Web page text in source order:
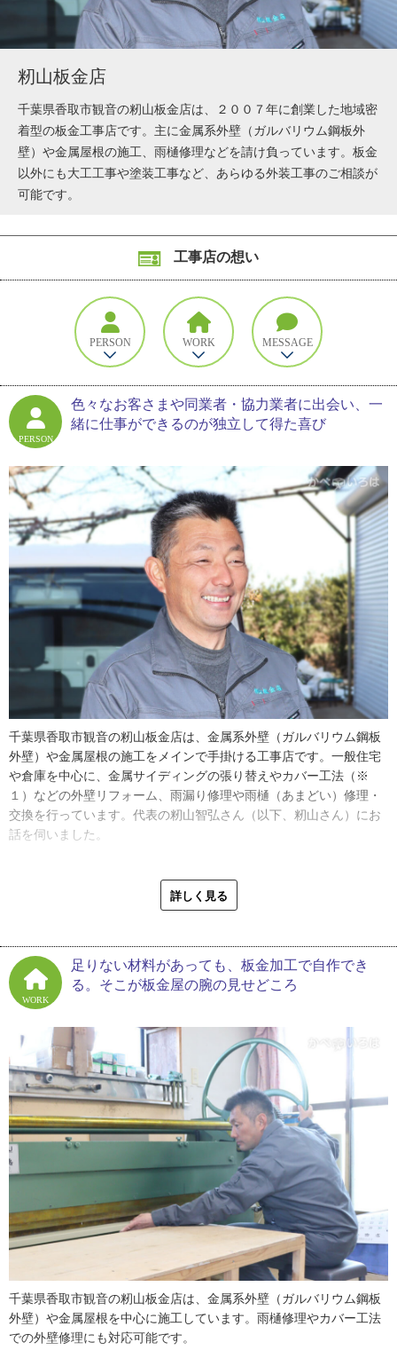
籾山板金店
千葉県香取市観音の籾山板金店は、２００７年に創業した地域密
着型の板金工事店です。主に金属系外壁（ガルバリウム鋼板外
壁）や金属屋根の施工、雨樋修理などを請け負っています。板金
以外にも大工工事や塗装工事など、あらゆる外装工事のご相談が
可能です。
工事店の想い
PERSON WORK MESSAGE
PERSON
色々なお客さまや同業者・協力業者に出会い、一
緒に仕事ができるのが独立して得た喜び
千葉県香取市観音の籾山板金店は、金属系外壁（ガルバリウム鋼板
外壁）や金属屋根の施工をメインで手掛ける工事店です。一般住宅
や倉庫を中心に、金属サイディングの張り替えやカバー工法（※
１）などの外壁リフォーム、雨漏り修理や雨樋（あまどい）修理・
交換を行っています。代表の籾山智弘さん（以下、籾山さん）にお
話を伺いました。
て』というくらいの、知り合いからの軽い誘いだったんですよ。定
時制の高校に行きながら飲食関係の仕事をして、その後は東京でサ
てもらったんです。はじめは簡単な雑用からで、徐々に板金の作業
も教えてもらえるようになって。やってみたらこれが楽しかった。
イメージした通りに完成した時が一番面白いと感じましたね」
籾山さんの周囲では「板金をやるならいつかは独立を」という雰囲
気があったそうで、籾山さん自身も修業を始めてから早い段階で独
立を考え始めます。技術が身についてくると、個人的に仕事を頼ま
れる機会も増えたため、２００７年に創業しました。
独立して良かったこととして、同業者や協力会社などの繋がりが増
えたことだと籾山さんは言います。一人で切り盛りしている工事店
のため、手が足りない時は仲間に応援を頼み、互いに助け合いなが
ら仕事をしているそう。繋がりがあるおかげでさらに別の仕事が入
ってくることもあり、新たなお客さまと出会える楽しみが増えてい
ると話してくれました。
「おかげさまで忙しくしているので、スタッフの増員も考えないわ
けじゃないんです。でもやっぱり自分の目の届く範囲で、自分が納
得した施工をお客様に提供したいので、今の形が自分に合っている
ように思います。今後は、お客さまから直接いただく仕事を増やし
詳しく見る
WORK
足りない材料があっても、板金加工で自作でき
る。そこが板金屋の腕の見せどころ
千葉県香取市観音の籾山板金店は、金属系外壁（ガルバリウム鋼板
外壁）や金属屋根を中心に施工しています。雨樋修理やカバー工法
での外壁修理にも対応可能です。